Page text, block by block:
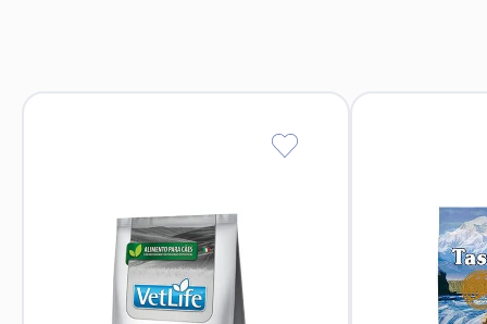
Carbón